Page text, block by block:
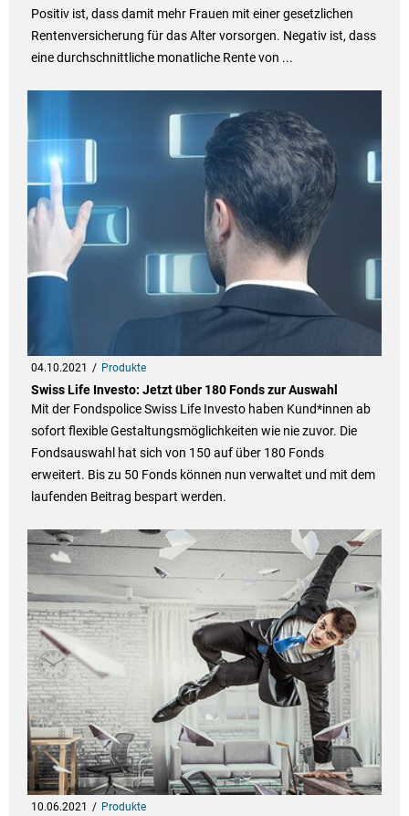
Positiv ist, dass damit mehr Frauen mit einer gesetzlichen
Rentenversicherung für das Alter vorsorgen. Negativ ist, dass
eine durchschnittliche monatliche Rente von ...
04.10.2021 Produkte
Swiss Life Investo: Jetzt über 180 Fonds zur Auswahl
Mit der Fondspolice Swiss Life Investo haben Kund*innen ab
sofort flexible Gestaltungsmöglichkeiten wie nie zuvor. Die
Fondsauswahl hat sich von 150 auf über 180 Fonds
erweitert. Bis zu 50 Fonds können nun verwaltet und mit dem
laufenden Beitrag bespart werden.
10.06.2021 Produkte